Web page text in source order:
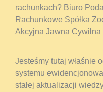
rachunkach? Biuro
Rachunkowe Spółka
Akcyjna Jawna Cywilna
Jesteśmy tutaj właśnie
systemu
stałej aktualizacji